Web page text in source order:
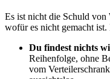
Es ist nicht die Schuld
wofür es nicht gemacht
Du findest nichts
Reihenfolge, ohne
vom